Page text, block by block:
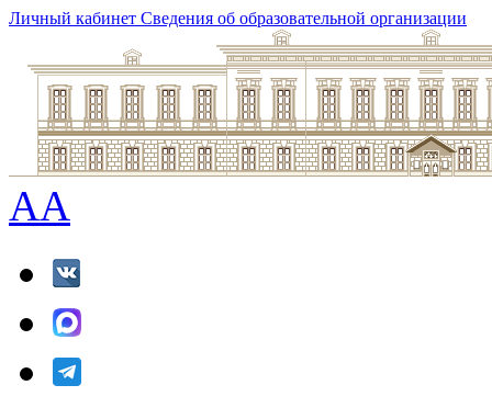
Личный кабинет Сведения об образовательной организации
AA